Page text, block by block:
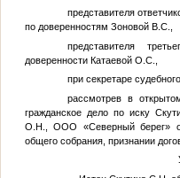
представителя
по доверенностям Зоновой В.С.,
представителя
доверенности Катаевой О.С.,
при секретаре
рассмотрев в
гражданское дело по иску
О.Н.
, ООО «Северный берег»
общего собрания, признании